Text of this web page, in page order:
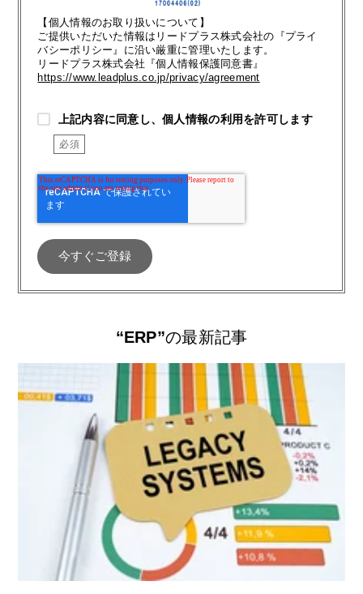
【個人情報のお取り扱いについて】
ご提供いただいた情報はリードプラス株式会社の『プライ
バシーポリシー』に沿い厳重に管理いたします。
リードプラス株式会社『個人情報保護同意書』
https://www.leadplus.co.jp/privacy/agreement
上記内容に同意し、個人情報の利用を許可します
“ERP”の最新記事